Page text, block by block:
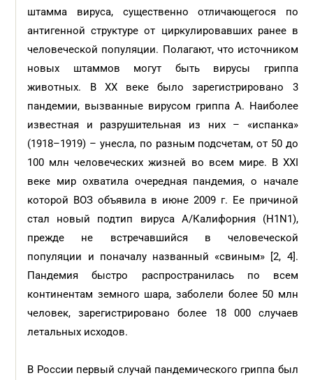
штамма вируса, существенно отличающегося по
антигенной структуре от циркулировавших ранее в
человеческой популяции. Полагают, что источником
новых штаммов могут быть вирусы гриппа
животных. В XX веке было зарегистрировано 3
пандемии, вызванные вирусом гриппа А. Наиболее
известная и разрушительная из них – «испанка»
(1918–1919) – унесла, по разным подсчетам, от 50 до
100 млн человеческих жизней во всем мире. В XXI
веке мир охватила очередная пандемия, о начале
которой ВОЗ объявила в июне 2009 г. Ее причиной
стал новый подтип вируса A/Калифорния (H1N1),
прежде не встречавшийся в человеческой
популяции и поначалу названный «свиным» [2, 4].
Пандемия быстро распространилась по всем
континентам земного шара, заболели более 50 млн
человек, зарегистрировано более 18 000 случаев
летальных исходов.
В России первый случай пандемического гриппа был